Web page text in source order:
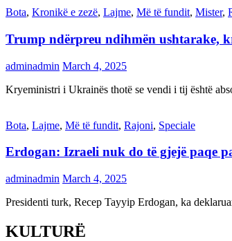
Bota, Kronikë e zezë, Lajme, Më të fundit, Mister,
Trump ndërpreu ndihmën ushtarake,
adminadmin March 4, 2025
Kryeministri i Ukrainës thotë se vendi i tij është
Bota, Lajme, Më të fundit, Rajoni, Speciale
Erdogan: Izraeli nuk do të gjejë paqe
adminadmin March 4, 2025
Presidenti turk, Recep Tayyip Erdogan, ka
KULTURË